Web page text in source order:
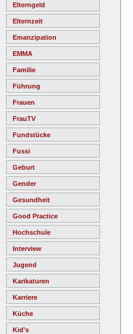
Elterngeld
Elternzeit
Emanzipation
EMMA
Familie
Führung
Frauen
FrauTV
Fundstücke
Fussi
Geburt
Gender
Gesundheit
Good Practice
Hochschule
Interview
Jugend
Karikaturen
Karriere
Küche
Kid's